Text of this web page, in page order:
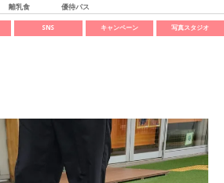
離乳食 優待パス
SNS キャンペーン 写真スタジオ